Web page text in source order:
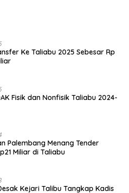
Ke Taliabu 2025 Sebesar Rp
Fisik dan Nonfisik Taliabu 2024-
Palembang Menang Tender
Miliar di Taliabu
Kejari Talibu Tangkap Kadis